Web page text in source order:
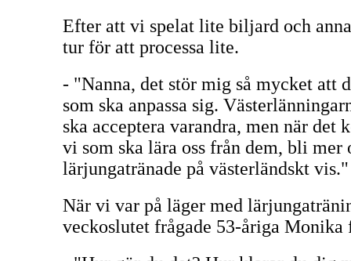
Efter att vi spelat lite biljard och
tur för att processa lite.
- "Nanna, det stör mig så mycket att
som ska anpassa sig.
ska acceptera varandra, men när
vi som ska lära oss från dem, bli mer
lärjungatränade på västerländskt vis."
När vi var på läger med
veckoslutet frågade 53-åriga